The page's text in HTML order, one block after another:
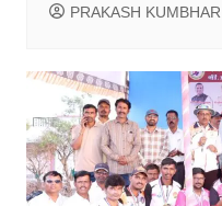
PRAKASH KUMBHAR